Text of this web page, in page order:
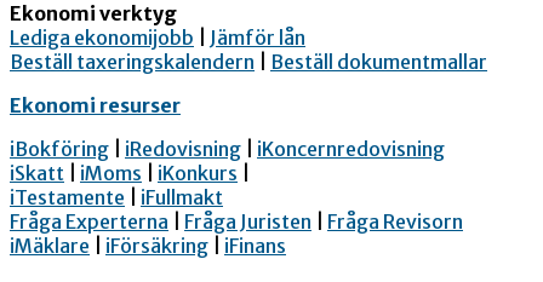
Ekonomi verktyg
Lediga ekonomijobb
Jämför lån
Beställ taxeringskalendern
Beställ dokumentmallar
Ekonomi resurser
iBokföring
iRedovisning
iKoncernredovisning
iSkatt
iMoms iKonkurs
iTestamente
iFullmakt
Fråga Experterna
Fråga Juristen
Fråga Revisorn
iMäklare
iFörsäkring iFinans